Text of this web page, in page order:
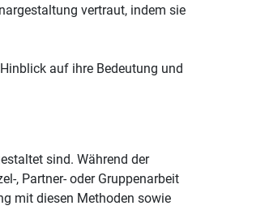
vertraut, indem sie
auf ihre Bedeutung und
sind. Während der
, Partner- oder Gruppenarbeit
mit diesen Methoden sowie